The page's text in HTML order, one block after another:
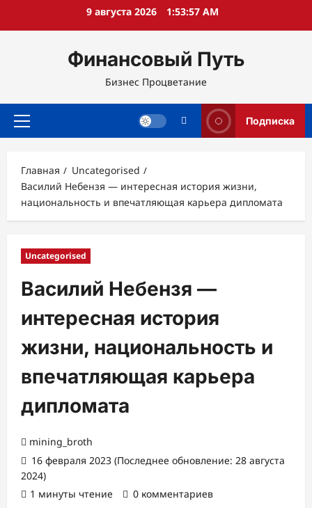
9 августа 2026 1:53:58 AM
Финансовый Путь
Бизнес Процветание
Основное
Подписка
Главная
Uncategorised
Василий Небензя — интересная история жизни,
национальность и впечатляющая карьера дипломата
Uncategorised
Василий Небензя —
интересная история
жизни, национальность и
впечатляющая карьера
дипломата
mining_broth
16 февраля 2023 (Последнее обновление: 28 августа
2024)
1 минуты чтение
0 комментариев